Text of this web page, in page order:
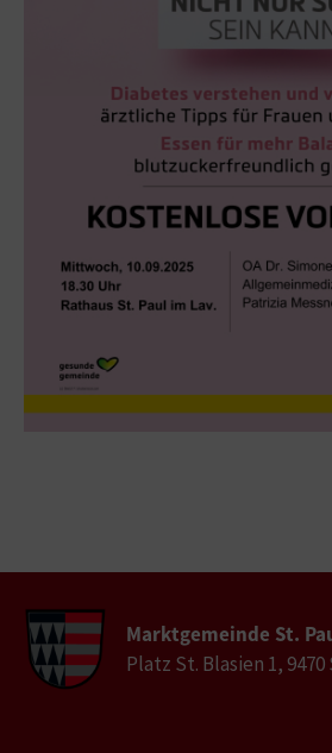
Marktgemeinde St.
Platz St. Blasien 1,